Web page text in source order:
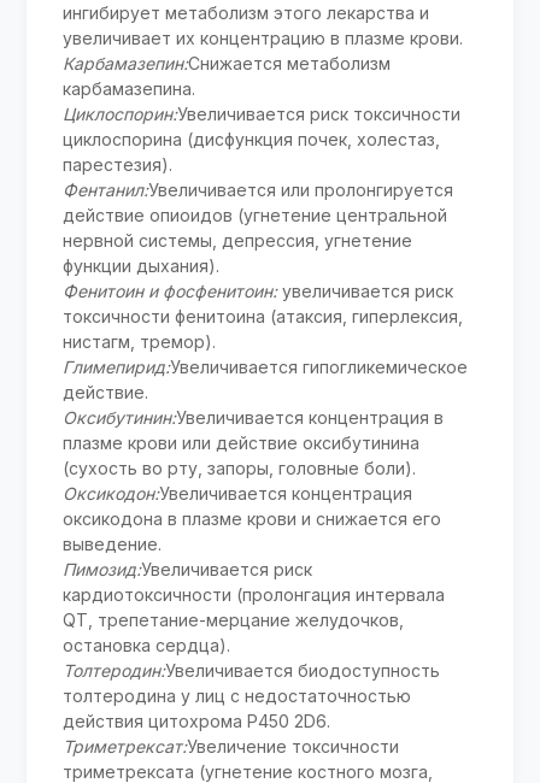
ингибирует метаболизм этого лекарства и
увеличивает их концентрацию в плазме крови.
Карбамазепин:Снижается метаболизм
карбамазепина.
Циклоспорин:Увеличивается риск токсичности
циклоспорина (дисфункция почек, холестаз,
парестезия).
Фентанил:Увеличивается или пролонгируется
действие опиоидов (угнетение центральной
нервной системы, депрессия, угнетение
функции дыхания).
Фенитоин и фосфенитоин:увеличивается риск
токсичности фенитоина (атаксия, гиперлексия,
нистагм, тремор).
Глимепирид:Увеличивается гипогликемическое
действие.
Оксибутинин:Увеличивается концентрация в
плазме крови или действие оксибутинина
(сухость во рту, запоры, головные боли).
Оксикодон:Увеличивается концентрация
оксикодона в плазме крови и снижается его
выведение.
Пимозид:Увеличивается риск
кардиотоксичности (пролонгация интервала
QT, трепетание-мерцание желудочков,
остановка сердца).
Толтеродин:Увеличивается биодоступность
толтеродина у лиц с недостаточностью
действия цитохрома P450 2D6.
Триметрексат:Увеличение токсичности
триметрексата (угнетение костного мозга,